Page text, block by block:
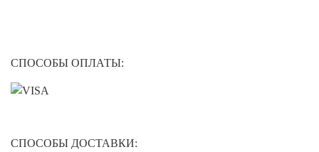
СПОСОБЫ ОПЛАТЫ:
СПОСОБЫ ДОСТАВКИ: